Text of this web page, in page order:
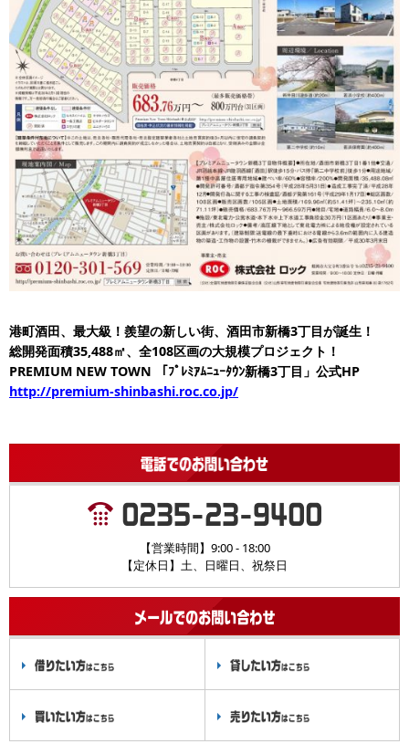
港町酒田、最大級！羨望の新しい街、酒田市新橋3丁目が誕生！
総開発面積35,488㎡、全108区画の大規模プロジェクト！
PREMIUM NEW TOWN 「ﾌﾟﾚﾐｱﾑﾆｭｰﾀｳﾝ新橋3丁目」公式HP
http://premium-shinbashi.roc.co.jp/
【営業時間】9:00 - 18:00
【定休日】土、日曜日、祝祭日